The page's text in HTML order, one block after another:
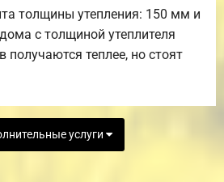
толщины утепления: 150 мм и
с толщиной утеплителя
получаются теплее, но стоят
услуги